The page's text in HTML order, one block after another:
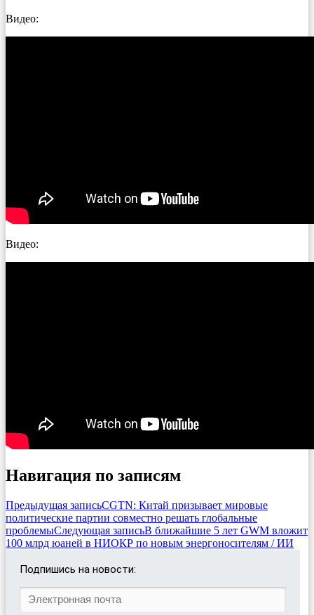
Видео:
Видео:
Навигация по записям
Предыдущая записьCGTN: Китай призывает мировые
политические партии совместно решать глобальные
проблемыСледующая записьВ ближайшие 5 лет GWM вложит
100 млрд юаней в НИОКР по новым энергоносителям / ИИ
Подпишись на новости: